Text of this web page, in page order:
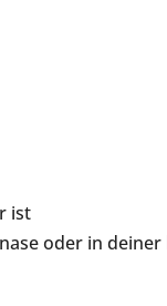
ist
oder in deiner